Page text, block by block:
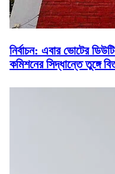
নির্বাচন: এবার ভোটের
কমিশনের সিদ্ধান্তে তুঙ্গে